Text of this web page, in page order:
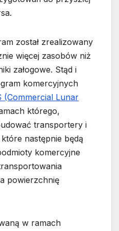
został zrealizowany
więcej zasobów niż
załogowe. Stąd i
komercyjnych
(Commercial Lunar
którego,
transportery i
następnie będą
komercyjne
powierzchnię
w ramach